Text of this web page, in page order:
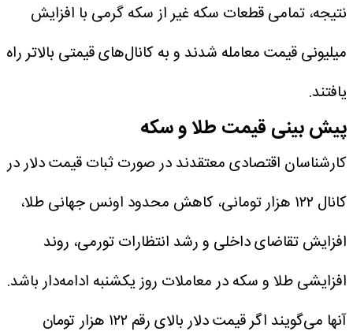
نتیجه، تمامی قطعات سکه غیر از سکه گرمی با افزایش
میلیونی قیمت معامله شدند و به کانال‌های قیمتی بالاتر راه
یافتند.
پیش ‌بینی قیمت طلا و سکه
کارشناسان اقتصادی معتقدند در صورت ثبات قیمت دلار در
کانال ۱۲۲ هزار تومانی، کاهش محدود اونس جهانی طلا‌،
افزایش تقاضای داخلی و رشد انتظارات تورمی، روند
افزایشی طلا و سکه در معاملات روز یکشنبه ادامه‌دار باشد.
آنها می‌گویند اگر قیمت دلار بالای رقم ۱۲۲ هزار تومان